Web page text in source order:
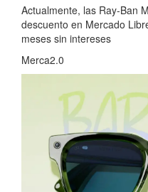
Actualmente, las Ray-Ban
descuento en Mercado
meses sin intereses
Merca2.0